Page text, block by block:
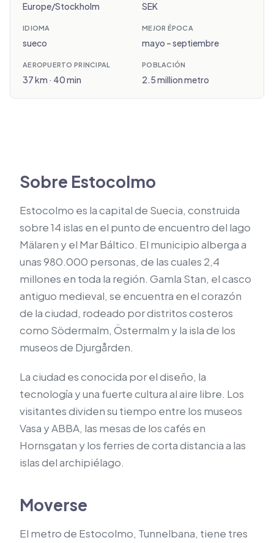
Europe/Stockholm SEK
IDIOMA
sueco
MEJOR ÉPOCA
mayo – septiembre
AEROPUERTO PRINCIPAL
37 km · 40 min
POBLACIÓN
2.5 million metro
Sobre Estocolmo
Estocolmo es la capital de Suecia, construida
sobre 14 islas en el punto de encuentro del lago
Mälaren y el Mar Báltico. El municipio alberga a
unas 980.000 personas, de las cuales 2,4
millones en toda la región. Gamla Stan, el casco
antiguo medieval, se encuentra en el corazón
de la ciudad, rodeado por distritos costeros
como Södermalm, Östermalm y la isla de los
museos de Djurgården.
La ciudad es conocida por el diseño, la
tecnología y una fuerte cultura al aire libre. Los
visitantes dividen su tiempo entre los museos
Vasa y ABBA, las mesas de los cafés en
Hornsgatan y los ferries de corta distancia a las
islas del archipiélago.
Moverse
El metro de Estocolmo, Tunnelbana, tiene tres